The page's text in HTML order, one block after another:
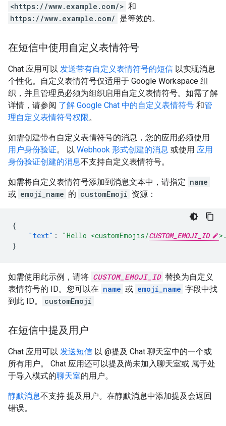
<https://www.example.com/> 和
https://www.example.com/ 是等效的。
在短信中使用自定义表情符号
Chat 应用可以 发送带有自定义表情符号的短信 以实现消息
个性化。自定义表情符号仅适用于 Google Workspace 组
织，并且管理员必须为组织启用自定义表情符号。如需了解
详情，请参阅 了解 Google Chat 中的自定义表情符号 和管
理自定义表情符号权限。
如需创建带有自定义表情符号的消息，您的应用必须使用
用户身份验证。 以 Webhook 形式创建的消息 或使用 应用
身份验证创建的消息不支持自定义表情符号。
如需将自定义表情符号添加到消息文本中，请指定 name
或 emoji_name 的 customEmoji 资源：
{
"text" : "Hello <customEmojis/CUSTOM_EMOJI_ID
}
如需使用此示例，请将 CUSTOM_EMOJI_ID 替换为自定义
表情符号的 ID。您可以在 name 或 emoji_name 字段中找
到此 ID。
customEmoji
在短信中提及用户
Chat 应用可以 发送短信 以 @提及 Chat 聊天室中的一个或
所有用户。 Chat 应用还可以提及尚未加入聊天室或 属于处
于导入模式的聊天室的用户。
静默消息不支持 提及用户。在静默消息中添加提及会返回
错误。